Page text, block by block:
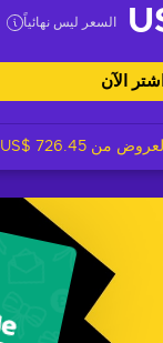
السعر ليس نهائياً
اشتر الآن
US$ 726.45